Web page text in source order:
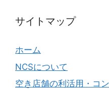
サイトマップ
ホーム
NCSについて
空き店舗の利活用・コ